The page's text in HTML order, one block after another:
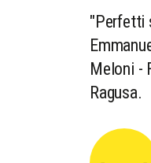
"Perfetti
Meloni -
Ragusa.